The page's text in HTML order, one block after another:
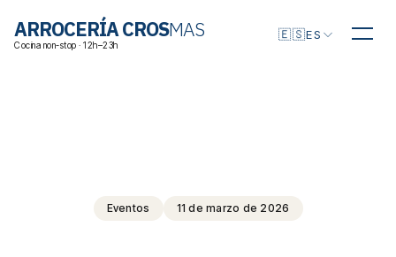
ARROCERÍA CROSMAS
Cocina non-stop · 12h–23h
Elegir idioma
🇪🇸ES
Eventos 11 de marzo de 2026